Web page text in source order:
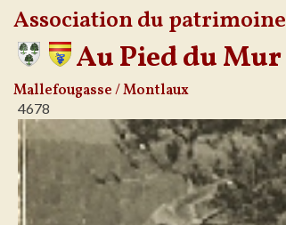
Aller
contenu
Association du patrimoine
Au Pied du Mur
Mallefougasse / Montlaux
4678